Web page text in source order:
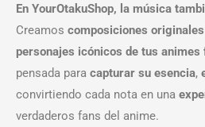
En YourOtakuShop, la música
Creamos composiciones
personajes icónicos de tus animes
pensada para capturar su esencia,
convirtiendo cada nota en una
verdaderos fans del anime.